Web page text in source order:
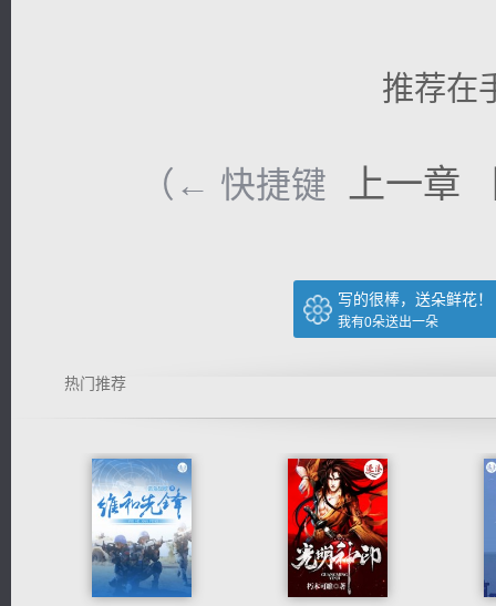
推荐在
（← 快捷键 上一章
写的很棒，送朵鲜花！
我有0朵送出一朵
热门推荐